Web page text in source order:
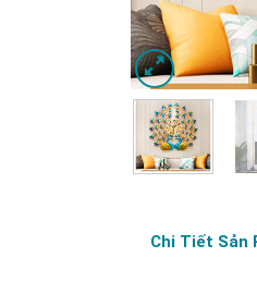
Chi Tiết Sản